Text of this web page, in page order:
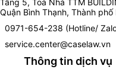
Tầng 5, Toà Nhà TTM
Quận Bình Thạnh, Thành phố
0971-654-238 (Hotline/
service.center@caselaw.vn
Thông tin dịch vụ